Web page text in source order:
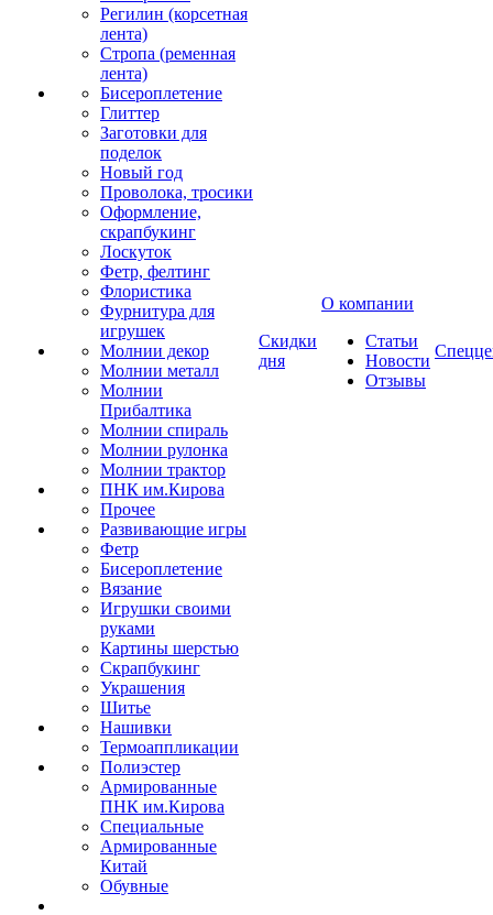
Регилин (корсетная
лента)
Стропа (ременная
лента)
Бисероплетение
Глиттер
Заготовки для
поделок
Новый год
Проволока, тросики
Оформление,
скрапбукинг
Лоскуток
Фетр, фелтинг
Флористика
Фурнитура для
игрушек
Молнии декор
Молнии металл
Молнии
Прибалтика
Молнии спираль
Молнии рулонка
Молнии трактор
ПНК им.Кирова
Прочее
Развивающие игры
Фетр
Бисероплетение
Вязание
Игрушки своими
руками
Картины шерстью
Скрапбукинг
Украшения
Шитье
Нашивки
Термоаппликации
Полиэстер
Армированные
ПНК им.Кирова
Специальные
Армированные
Китай
Обувные
Скидки
дня
О компании
Статьи
Новости
Отзывы